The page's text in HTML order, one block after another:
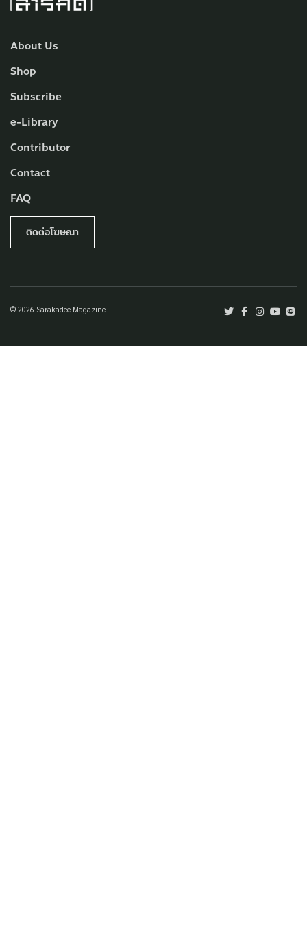
About Us
Shop
Subscribe
e-Library
Contributor
Contact
FAQ
ติดต่อโฆษณา
© 2026 Sarakadee Magazine